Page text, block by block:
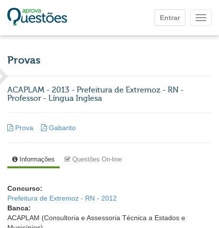
Entrar
Provas
ACAPLAM - 2013 - Prefeitura de Extremoz - RN -
Professor - Língua Inglesa
Prova Gabarito
Informações Questões On-line
Concurso:
Prefeitura de Extremoz - RN - 2012
Banca:
ACAPLAM (Consultoria e Assessoria Técnica a Estados e